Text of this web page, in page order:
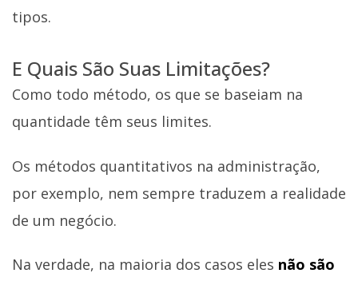
tipos.
E Quais São Suas Limitações?
Como todo método, os que se baseiam na
quantidade têm seus limites.
Os métodos quantitativos na administração,
por exemplo, nem sempre traduzem a realidade
de um negócio.
Na verdade, na maioria dos casos eles não são